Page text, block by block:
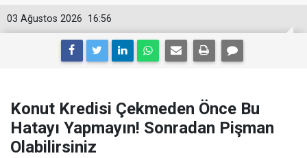
16:56
03 Ağustos 2026
Konut Kredisi Çekmeden Önce Bu
Hatayı Yapmayın! Sonradan Pişman
Olabilirsiniz